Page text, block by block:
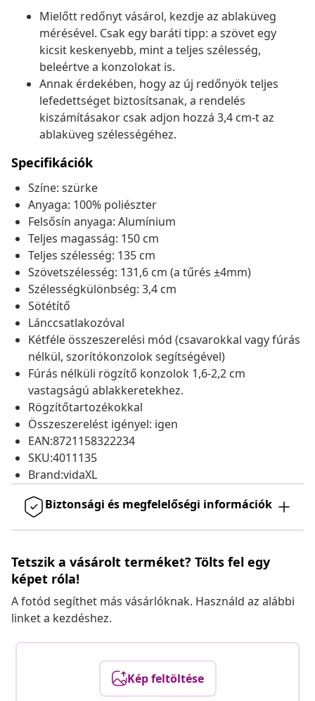
Mielőtt redőnyt vásárol, kezdje az ablaküveg
mérésével. Csak egy baráti tipp: a szövet egy
kicsit keskenyebb, mint a teljes szélesség,
beleértve a konzolokat is.
Annak érdekében, hogy az új redőnyök teljes
lefedettséget biztosítsanak, a rendelés
kiszámításakor csak adjon hozzá 3,4 cm-t az
ablaküveg szélességéhez.
Specifikációk
Színe: szürke
Anyaga: 100% poliészter
Felsősín anyaga: Alumínium
Teljes magasság: 150 cm
Teljes szélesség: 135 cm
Szövetszélesség: 131,6 cm (a tűrés ±4mm)
Szélességkülönbség: 3,4 cm
Sötétítő
Lánccsatlakozóval
Kétféle összeszerelési mód (csavarokkal vagy fúrás
nélkül, szorítókonzolok segítségével)
Fúrás nélküli rögzítő konzolok 1,6-2,2 cm
vastagságú ablakkeretekhez.
Rögzítőtartozékokkal
Összeszerelést igényel: igen
EAN:8721158322234
SKU:4011135
Brand:vidaXL
Biztonsági és megfelelőségi információk
Tetszik a vásárolt terméket? Tölts fel egy
képet róla!
A fotód segíthet más vásárlóknak. Használd az alábbi
linket a kezdéshez.
Kép feltöltése